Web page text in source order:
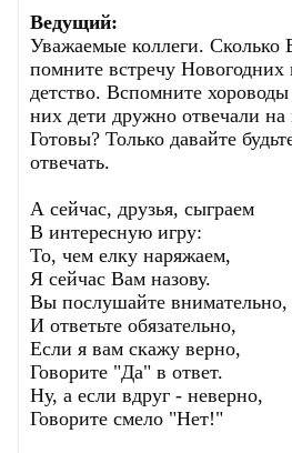
Ведущий:
Уважаемые коллеги. Сколько
помните встречу
детство. Вспомните
них дети дружно отвечали
Готовы? Только давайте
отвечать.
А сейчас, друзья, сыграем
В интересную игру:
То, чем елку наряжаем,
Я сейчас Вам назову.
Вы послушайте внимательно,
И ответьте обязательно,
Если я вам скажу верно,
Говорите "Да" в ответ.
Ну, а если вдруг - неверно,
Говорите смело "Нет!"